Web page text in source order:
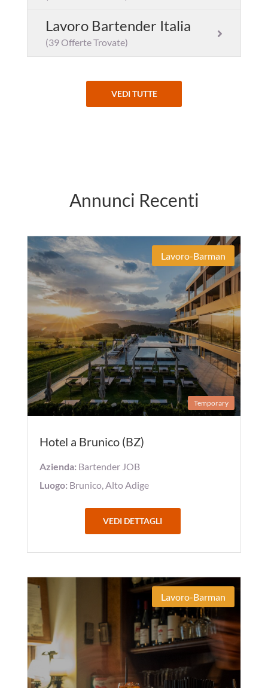
Lavoro Bartender Italia
(39 Offerte Trovate)
VEDI TUTTE
Annunci Recenti
Temporary
Lavoro-Barman
Hotel a Brunico (BZ)
Azienda: Bartender JOB
Luogo: Brunico, Alto Adige
VEDI DETTAGLI
Lavoro-Barman